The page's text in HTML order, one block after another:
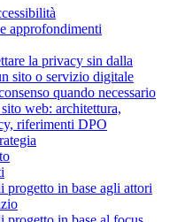
approfondimenti
la privacy sin dalla
sito o servizio digitale
quando necessario
web: architettura,
riferimenti DPO
progetto in base agli attori